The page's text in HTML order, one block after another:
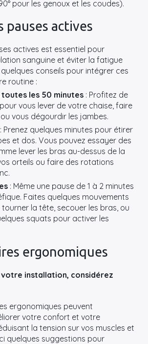
pour les genoux et les coudes).
pauses actives
actives est essentiel pour
sanguine et éviter la fatigue
conseils pour intégrer ces
routine :
les 50 minutes : Profitez de
vous lever de votre chaise, faire
vous dégourdir les jambes.
: Prenez quelques minutes pour étirer
et dos. Vous pouvez essayer des
lever les bras au-dessus de la
orteils ou faire des rotations
: Même une pause de 1 à 2 minutes
Faites quelques mouvements
la tête, secouer les bras, ou
squats pour activer les
ergonomiques
installation, considérez
ergonomiques peuvent
votre confort et votre
la tension sur vos muscles et
quelques suggestions pour